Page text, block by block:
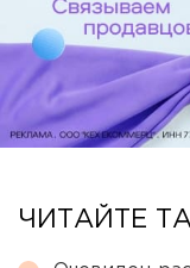
ЧИТАЙТЕ